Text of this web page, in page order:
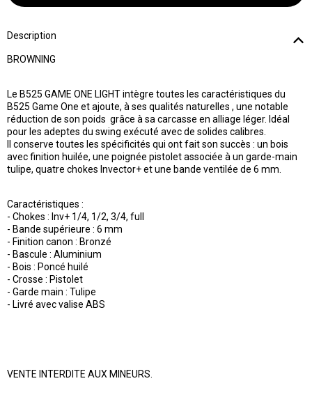
Description
BROWNING
Le B525 GAME ONE LIGHT intègre toutes les caractéristiques du
B525 Game One et ajoute, à ses qualités naturelles , une notable
réduction de son poids  grâce à sa carcasse en alliage léger. Idéal
pour les adeptes du swing exécuté avec de solides calibres.
Il conserve toutes les spécificités qui ont fait son succès : un bois
avec finition huilée, une poignée pistolet associée à un garde-main
tulipe, quatre chokes Invector+ et une bande ventilée de 6 mm.
Caractéristiques :
- Chokes : Inv+ 1/4, 1/2, 3/4, full
- Bande supérieure : 6 mm
- Finition canon : Bronzé
- Bascule : Aluminium
- Bois : Poncé huilé
- Crosse : Pistolet
- Garde main : Tulipe
- Livré avec valise ABS
VENTE INTERDITE AUX MINEURS.